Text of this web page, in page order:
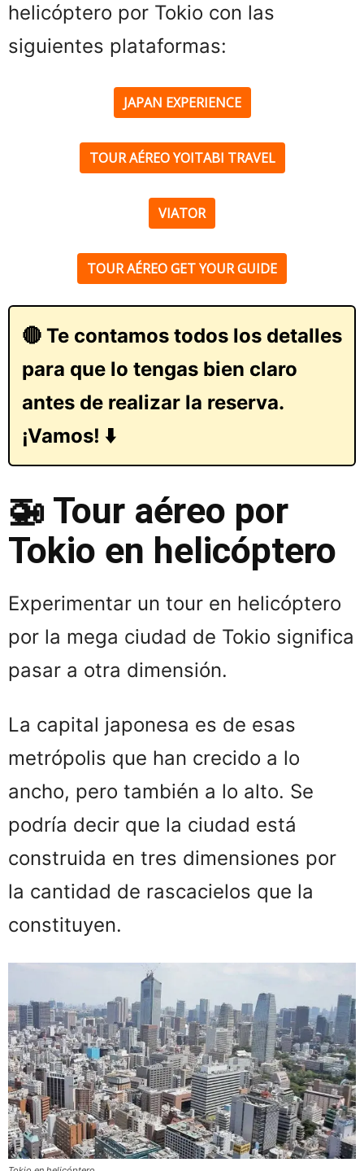
helicóptero por Tokio con las
siguientes plataformas:
JAPAN EXPERIENCE
TOUR AÉREO YOITABI TRAVEL
VIATOR
TOUR AÉREO GET YOUR GUIDE
🔴 Te contamos todos los detalles
para que lo tengas bien claro
antes de realizar la reserva.
¡Vamos! ⬇️
🚁 Tour aéreo por
Tokio en helicóptero
Experimentar un tour en helicóptero
por la mega ciudad de Tokio significa
pasar a otra dimensión.
La capital japonesa es de esas
metrópolis que han crecido a lo
ancho, pero también a lo alto. Se
podría decir que la ciudad está
construida en tres dimensiones por
la cantidad de rascacielos que la
constituyen.